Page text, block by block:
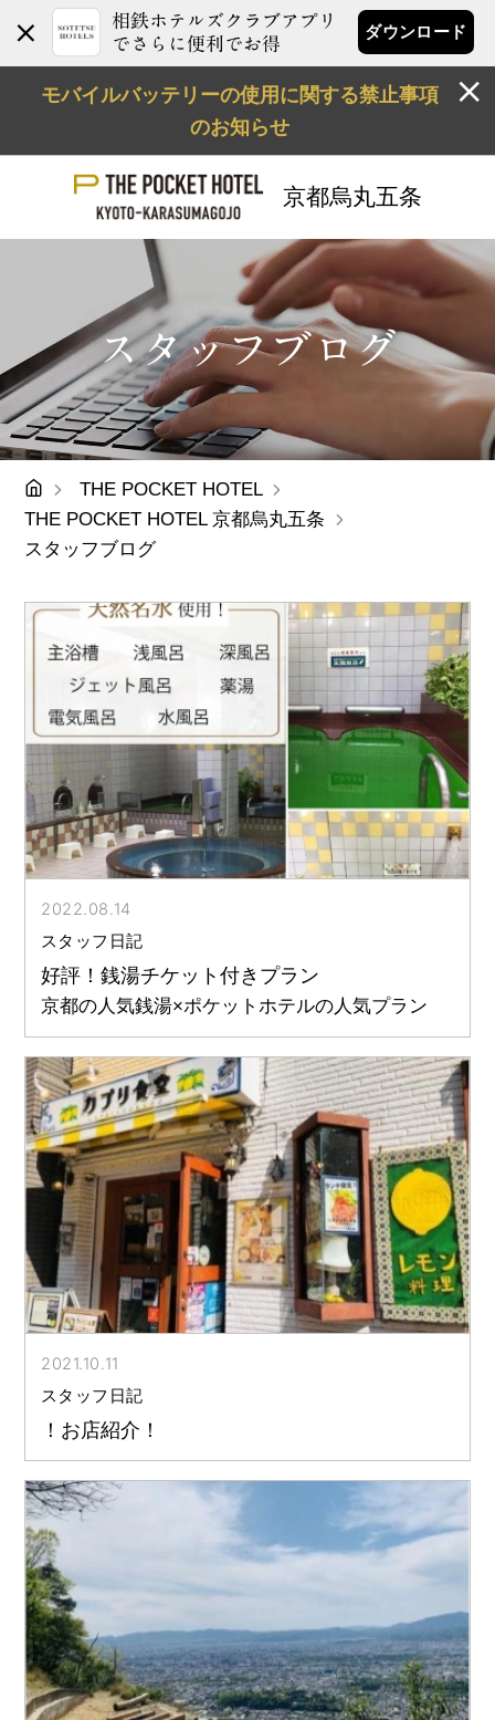
相鉄ホテルズクラブアプリ
でさらに便利でお得
ダウンロード
モバイルバッテリーの使用に関する禁止事項
のお知らせ
京都烏丸五条
スタッフブログ
THE POCKET HOTEL
THE POCKET HOTEL 京都烏丸五条
スタッフブログ
2022.08.14
スタッフ日記
好評！銭湯チケット付きプラン
京都の人気銭湯×ポケットホテルの人気プラン
2021.10.11
スタッフ日記
！お店紹介！